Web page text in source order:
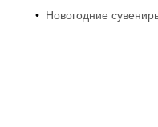
• Новогодние